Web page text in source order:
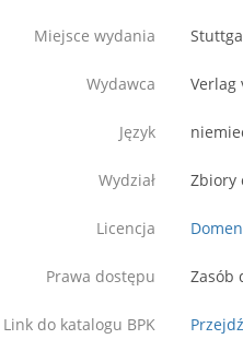
Miejsce wydania
Wydawca Verlag
Język
Wydział Zbiory
Licencja
Prawa dostępu Zasób
Link do katalogu BPK